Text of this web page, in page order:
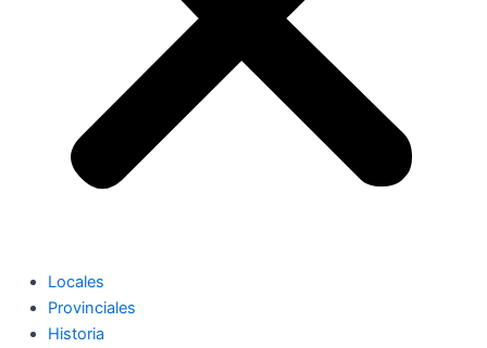
Locales
Provinciales
Historia